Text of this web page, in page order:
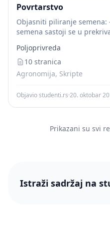
Povrtarstvo
Objasniti piliranje
semena sastoji se u
povećava obim semena i
okrugao...
Poljoprivreda
10 stranica
Agronomija, Skripte
Objavio studenti.rs·20. oktobar
Prikazani su svi
Istraži sadržaj na